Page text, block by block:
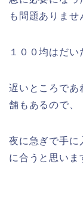
も問題ありませ
１００均はだい
遅いところであ
舗もあるので、
夜に急ぎで手に
に合うと思いま